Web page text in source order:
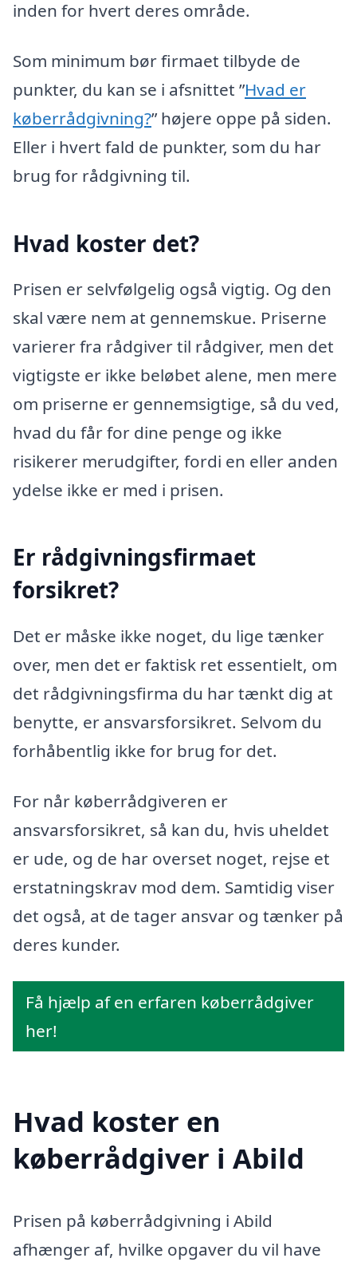
inden for hvert deres område.
Som minimum bør firmaet tilbyde de
punkter, du kan se i afsnittet ”Hvad er
køberrådgivning?” højere oppe på siden.
Eller i hvert fald de punkter, som du har
brug for rådgivning til.
Hvad koster det?
Prisen er selvfølgelig også vigtig. Og den
skal være nem at gennemskue. Priserne
varierer fra rådgiver til rådgiver, men det
vigtigste er ikke beløbet alene, men mere
om priserne er gennemsigtige, så du ved,
hvad du får for dine penge og ikke
risikerer merudgifter, fordi en eller anden
ydelse ikke er med i prisen.
Er rådgivningsfirmaet
forsikret?
Det er måske ikke noget, du lige tænker
over, men det er faktisk ret essentielt, om
det rådgivningsfirma du har tænkt dig at
benytte, er ansvarsforsikret. Selvom du
forhåbentlig ikke for brug for det.
For når køberrådgiveren er
ansvarsforsikret, så kan du, hvis uheldet
er ude, og de har overset noget, rejse et
erstatningskrav mod dem. Samtidig viser
det også, at de tager ansvar og tænker på
deres kunder.
Få hjælp af en erfaren køberrådgiver
her!
Hvad koster en
køberrådgiver i Abild
Prisen på køberrådgivning i Abild
afhænger af, hvilke opgaver du vil have